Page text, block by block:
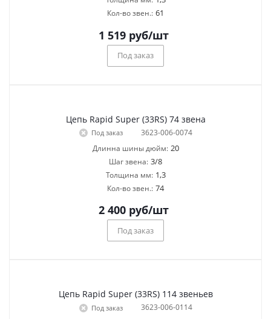
Кол-во звен.: 61
1 519руб/шт
Под заказ
Цепь Rapid Super (33RS) 74 звена
Под заказ
3623-006-0074
Длинна шины дюйм: 20
Шаг звена: 3/8
Толщина мм: 1,3
Кол-во звен.: 74
2 400руб/шт
Под заказ
Цепь Rapid Super (33RS) 114 звеньев
Под заказ
3623-006-0114